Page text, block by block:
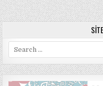
Search
for: